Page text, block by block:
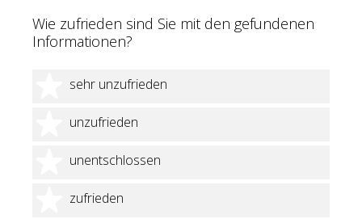
Wie zufrieden sind Sie mit den gefundenen
Informationen?
sehr unzufrieden
1 Stern
unzufrieden
2 Sterne
unentschlossen
3 Sterne
zufrieden
4 Sterne